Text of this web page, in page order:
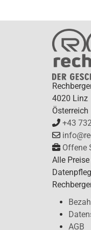
4020 Linz
Österreich
+43
Offene
Alle
AGB